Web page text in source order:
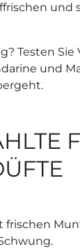
und
Testen Sie
und
frischen